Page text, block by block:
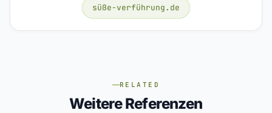
süße-verführung.de
RELATED
Weitere Referenzen